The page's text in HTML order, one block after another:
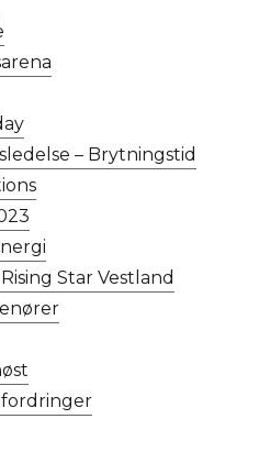
– Brytningstid
Star Vestland